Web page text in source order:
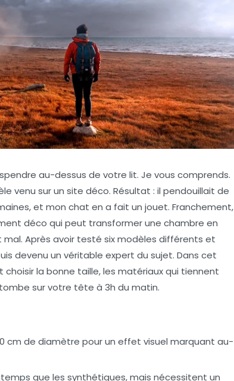
au-dessus de votre lit. Je vous comprends.
venu sur un site déco. Résultat : il pendouillait de
et mon chat en a fait un jouet. Franchement,
déco qui peut transformer une chambre en
Après avoir testé six modèles différents et
devenu un véritable expert du sujet. Dans cet
la bonne taille, les matériaux qui tiennent
sur votre tête à 3h du matin.
cm de diamètre pour un effet visuel marquant au-
que les synthétiques, mais nécessitent un